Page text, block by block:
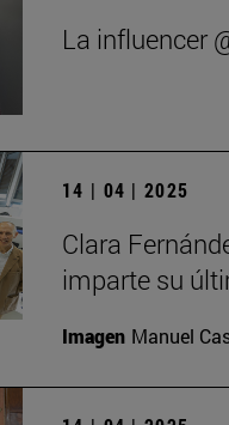
La influencer
14 | 04 | 2025
Clara
imparte su
Imagen Manuel